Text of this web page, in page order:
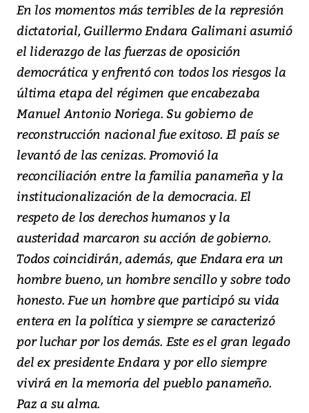
En los momentos más terribles de la represión
dictatorial, Guillermo Endara Galimani asumió
el liderazgo de las fuerzas de oposición
democrática y enfrentó con todos los riesgos la
última etapa del régimen que encabezaba
Manuel Antonio Noriega. Su gobierno de
reconstrucción nacional fue exitoso. El país se
levantó de las cenizas. Promovió la
reconciliación entre la familia panameña y la
institucionalización de la democracia. El
respeto de los derechos humanos y la
austeridad marcaron su acción de gobierno.
Todos coincidirán, además, que Endara era un
hombre bueno, un hombre sencillo y sobre todo
honesto. Fue un hombre que participó su vida
entera en la política y siempre se caracterizó
por luchar por los demás. Este es el gran legado
del ex presidente Endara y por ello siempre
vivirá en la memoria del pueblo panameño.
Paz a su alma.